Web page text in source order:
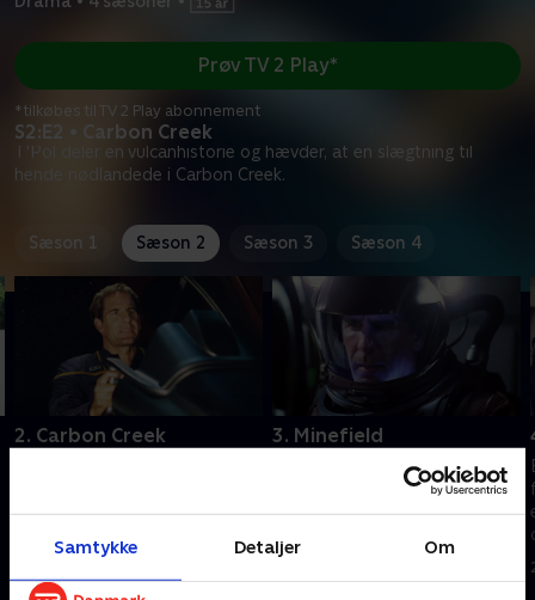
Samtykke Detaljer Om
S2:E2 • Carbon Creek
T'Pol deler en vulcanhistorie og hævder, at en slægtning til
hende nødlandede i Carbon Creek.
Prøv TV 2 Play*
*tilkøbes til TV 2 Play abonnement
Sæson 1 Sæson 2 Sæson 3 Sæson 4
2. Carbon Creek
hende nødlandede i Carbon
3. Minefield
Reed skal deaktivere et våben,
der snart detoneres, og som
sidder fast i Enterprises skrog.
22. september 2023 • 41 min